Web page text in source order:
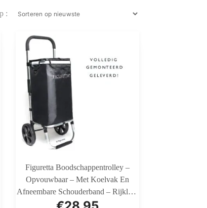
Figuretta Boodschappentrolley –
Opvouwbaar – Met Koelvak En
Afneembare Schouderband – Rijklaar
En Gemonteerd Geleverd – Zwart